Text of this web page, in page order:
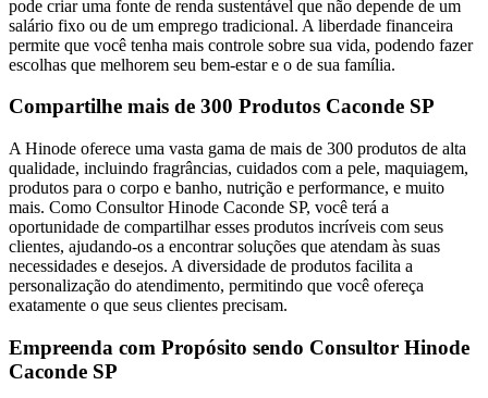
pode criar uma fonte de renda sustentável que não depende de um
salário fixo ou de um emprego tradicional. A liberdade financeira
permite que você tenha mais controle sobre sua vida, podendo fazer
escolhas que melhorem seu bem-estar e o de sua família.
Compartilhe mais de 300 Produtos Caconde SP
A Hinode oferece uma vasta gama de mais de 300 produtos de alta
qualidade, incluindo fragrâncias, cuidados com a pele, maquiagem,
produtos para o corpo e banho, nutrição e performance, e muito
mais. Como Consultor Hinode Caconde SP, você terá a
oportunidade de compartilhar esses produtos incríveis com seus
clientes, ajudando-os a encontrar soluções que atendam às suas
necessidades e desejos. A diversidade de produtos facilita a
personalização do atendimento, permitindo que você ofereça
exatamente o que seus clientes precisam.
Empreenda com Propósito sendo Consultor Hinode
Caconde SP